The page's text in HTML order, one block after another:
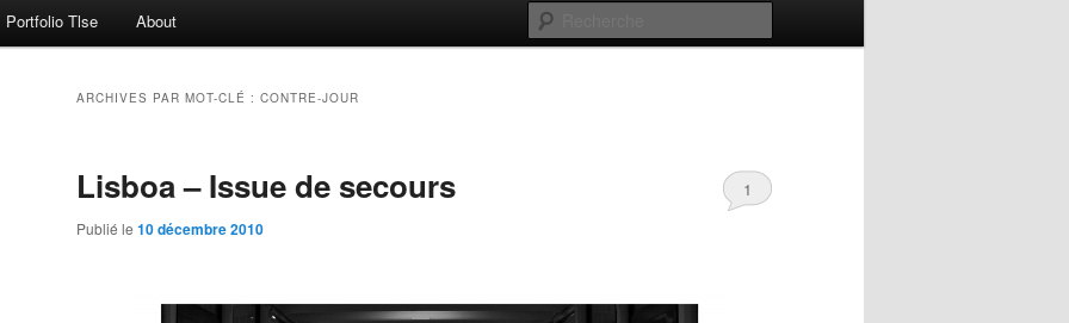
Portfolio Tlse About
ARCHIVES PAR MOT-CLÉ : CONTRE-JOUR
Lisboa – Issue de secours
Publié le 10 décembre 2010
1